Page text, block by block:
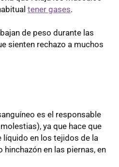
tener gases.
de peso durante las
sienten rechazo a muchos
es el responsable
ya que hace que
líquido en los tejidos de la
en las piernas, en